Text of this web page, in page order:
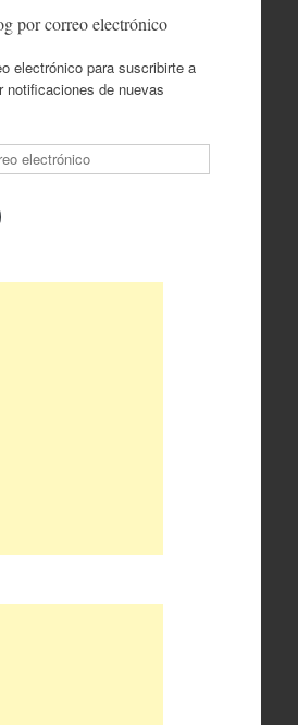
por correo electrónico
electrónico para suscribirte a
notificaciones de nuevas